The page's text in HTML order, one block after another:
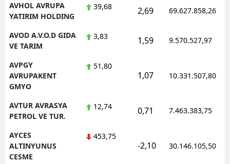
AVHOL AVRUPA
YATIRIM HOLDING
39,68 2,69 69.627.858,26
AVOD A.V.O.D GIDA
VE TARIM
3,83 1,59 9.570.527,97
AVPGY
AVRUPAKENT
GMYO
51,80
1,07 10.331.507,80
AVTUR AVRASYA
PETROL VE TUR.
12,74 0,71 7.463.383,75
AYCES
ALTINYUNUS
CESME
453,75
-2,10 30.146.105,50